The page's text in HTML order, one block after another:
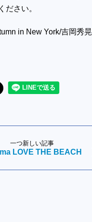
ださい。
in New York/吉岡秀晃
一つ新しい記事
LOVE THE BEACH